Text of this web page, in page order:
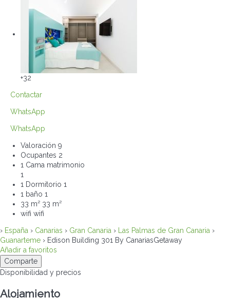
+32
Contactar
WhatsApp
WhatsApp
Valoración 9
Ocupantes 2
1 Cama matrimonio
1
1 Dormitorio 1
1 baño 1
33 m² 33 m²
wifi wifi
› España › Canarias › Gran Canaria › Las Palmas de Gran Canaria ›
Guanarteme › Edison Building 301 By CanariasGetaway
Añadir a favoritos
Comparte
Disponibilidad y precios
Alojamiento